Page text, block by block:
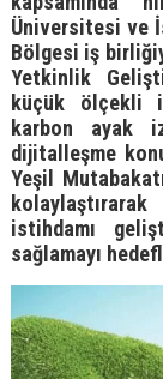
Üniversitesi ve
Bölgesi iş
Yetkinlik
küçük ölçekli
karbon ayak
dijitalleşme
Yeşil
istihdamı
sağlamayı